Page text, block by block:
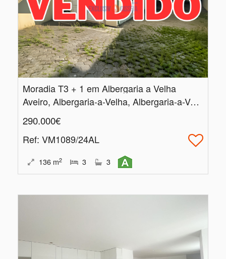
Moradia T3 + 1 em Albergaria a Velha
Aveiro, Albergaria-a-Velha, Albergaria-a-Velha e Valmaior
290.000€
Ref: VM1089/24AL
136 m2 3 3